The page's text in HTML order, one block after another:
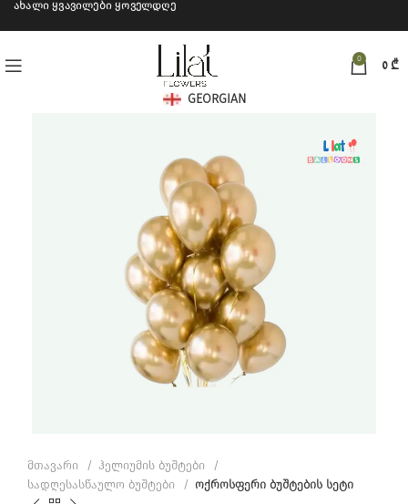
ახალი ყვავილები ყოველდღე
0
0 ₾
GEORGIAN
მთავარი
ჰელიუმის ბუშტები
სადღესასწაულო ბუშტები
ოქროსფერი ბუშტების სეტი